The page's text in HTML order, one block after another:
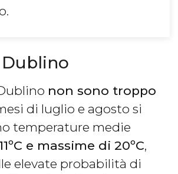
Dublino
non sono troppo
di luglio e agosto si
temperature medie
e massime di 20ºC,
elevate probabilità di